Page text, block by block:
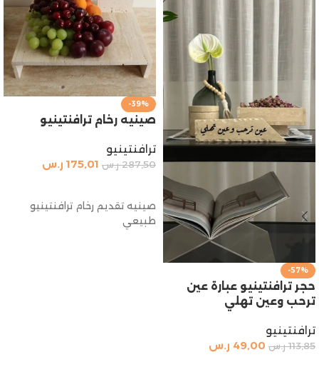
-57%
حجر ترافنتينيو عبارة عين
ترحب وعين تهلي
ترافنتينيو
113,85 ر.س 49,00 ر.س
-39%
صينيه رخام ترافنتينيو
ترافنتينيو
287,50 ر.س 175,01 ر.س
صينيه تقديم رخام ترافنتينيو
طبيعي